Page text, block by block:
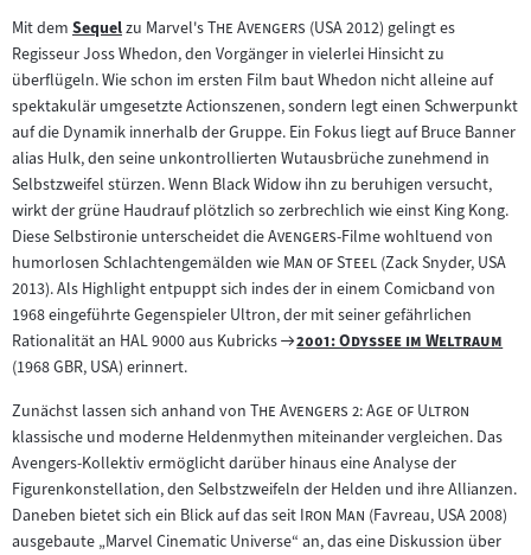
Mit dem Zum
Inhalt:
Sequelzu Marvel's"
The Avengers "(USA 2012) gelingt es
Regisseur Joss Whedon, den Vorgänger in vielerlei Hinsicht zu
überflügeln. Wie schon im ersten Film baut Whedon nicht alleine auf
spektakulär umgesetzte Actionszenen, sondern legt einen Schwerpunkt
auf die Dynamik innerhalb der Gruppe. Ein Fokus liegt auf Bruce Banner
alias Hulk, den seine unkontrollierten Wutausbrüche zunehmend in
Selbstzweifel stürzen. Wenn Black Widow ihn zu beruhigen versucht,
wirkt der grüne Haudrauf plötzlich so zerbrechlich wie einst King Kong.
Diese Selbstironie unterscheidet die"
Avengers"-Filme wohltuend von
humorlosen Schlachtengemälden wie "Man of Steel"(Zack Snyder, USA
2013). Als Highlight entpuppt sich indes der in einem Comicband von
1968 eingeführte Gegenspieler Ultron, der mit seiner gefährlichen
Rationalität an HAL 9000 aus Kubricks
Zum
"
2001: Odyssee im Weltraum
(1968 GBR, USA) erinnert.
Zunächst lassen sich anhand von "
The Avengers 2: Age of Ultron
klassische und moderne Heldenmythen miteinander vergleichen. Das
Avengers-Kollektiv ermöglicht darüber hinaus eine Analyse der
Figurenkonstellation, den Selbstzweifeln der Helden und ihre Allianzen.
Daneben bietet sich ein Blick auf das seit "Iron Man "(Favreau, USA 2008)
ausgebaute „Marvel Cinematic Universe“ an, das eine Diskussion über